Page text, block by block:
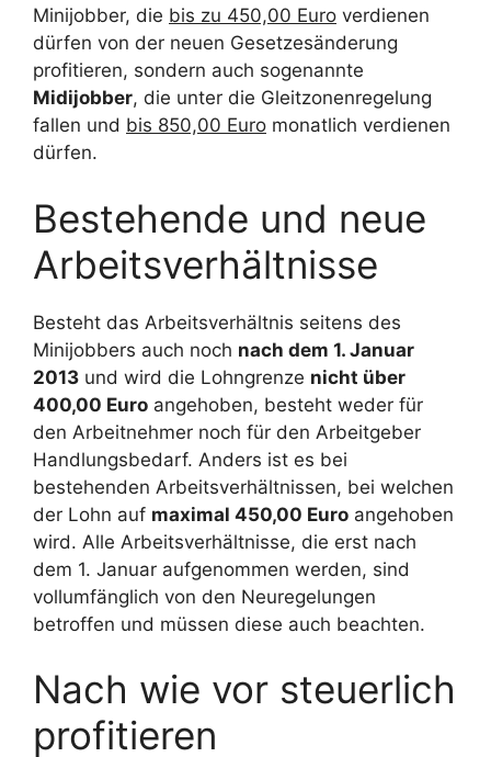
Minijobber, die bis zu 450,00 Euro verdienen
dürfen von der neuen Gesetzesänderung
profitieren, sondern auch sogenannte
Midijobber, die unter die Gleitzonenregelung
fallen und bis 850,00 Euro monatlich verdienen
dürfen.
Bestehende und neue
Arbeitsverhältnisse
Besteht das Arbeitsverhältnis seitens des
Minijobbers auch noch nach dem 1. Januar
2013 und wird die Lohngrenze nicht über
400,00 Euro angehoben, besteht weder für
den Arbeitnehmer noch für den Arbeitgeber
Handlungsbedarf. Anders ist es bei
bestehenden Arbeitsverhältnissen, bei welchen
der Lohn auf maximal 450,00 Euro angehoben
wird. Alle Arbeitsverhältnisse, die erst nach
dem 1. Januar aufgenommen werden, sind
vollumfänglich von den Neuregelungen
betroffen und müssen diese auch beachten.
Nach wie vor steuerlich
profitieren